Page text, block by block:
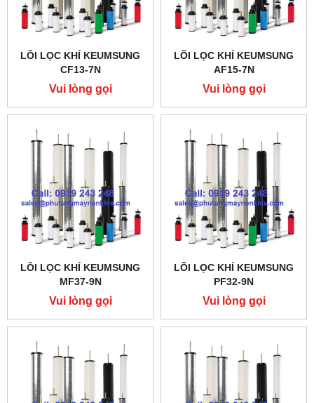
LÕI LỌC KHÍ KEUMSUNG
CF13-7N
Vui lòng gọi
LÕI LỌC KHÍ KEUMSUNG
AF15-7N
Vui lòng gọi
LÕI LỌC KHÍ KEUMSUNG
MF37-9N
Vui lòng gọi
LÕI LỌC KHÍ KEUMSUNG
PF32-9N
Vui lòng gọi